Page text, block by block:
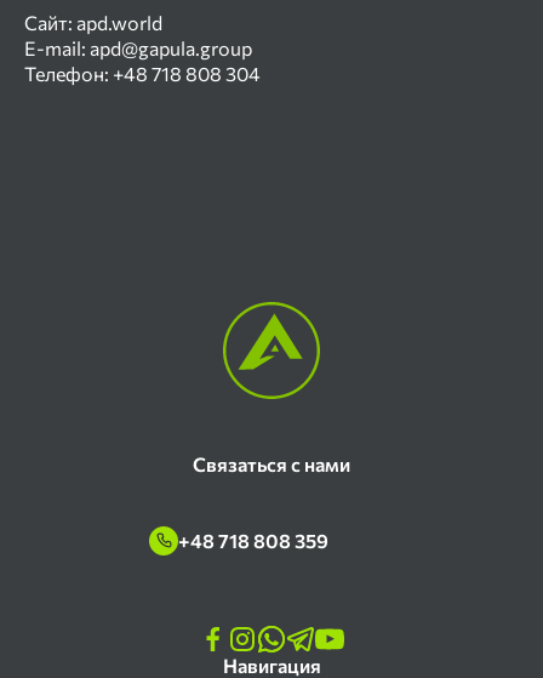
Сайт: apd.world
E-mail: apd@gapula.group
Телефон: +48 718 808 304
Связаться с нами
+48 718 808 359
Навигация